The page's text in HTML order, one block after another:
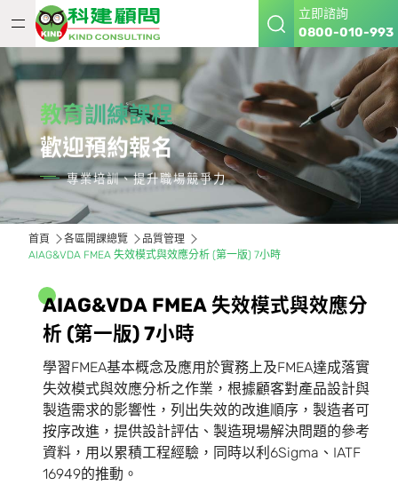
立即諮詢
0800-010-993
教育訓練課程
歡迎預約報名
專業培訓、提升職場競爭力
首頁 各區開課總覽
品質管理
AIAG&VDA FMEA 失效模式與效應分析 (第一版) 7小時
AIAG&VDA FMEA 失效模式與效應分
析 (第一版) 7小時
學習FMEA基本概念及應用於實務上及FMEA達成落實
失效模式與效應分析之作業，根據顧客對產品設計與
製造需求的影響性，列出失效的改進順序，製造者可
按序改進，提供設計評估、製造現場解決問題的參考
資料，用以累積工程經驗，同時以利6Sigma、IATF
16949的推動。